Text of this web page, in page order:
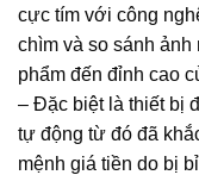
cực tím với công
chìm và so sánh
phẩm đến đỉnh cao
– Đặc biệt là thiết bị
tự động từ đó đã
mệnh giá tiền do bị